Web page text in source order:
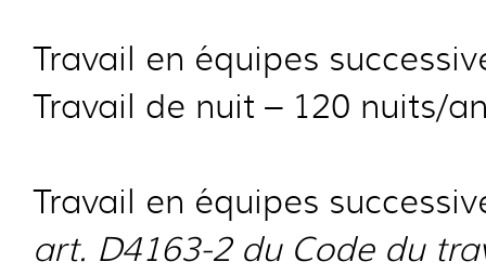
Travail en équipes
Travail de nuit – 120 nuits/
Travail en équipes
art. D4163-2 du Code du